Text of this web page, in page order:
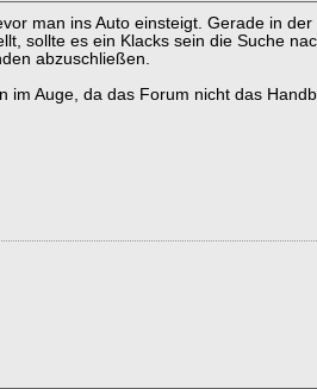
man ins Auto einsteigt. Gerade in der
sollte es ein Klacks sein die Suche
abzuschließen.
im Auge, da das Forum nicht das